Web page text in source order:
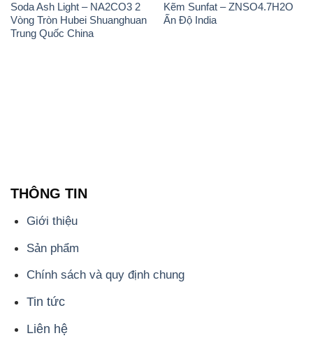
Soda Ash Light – NA2CO3 2
Vòng Tròn Hubei Shuanghuan
Trung Quốc China
Kẽm Sunfat – ZNSO4.7H2O
Ấn Độ India
THÔNG TIN
Giới thiệu
Sản phẩm
Chính sách và quy định chung
Tin tức
Liên hệ